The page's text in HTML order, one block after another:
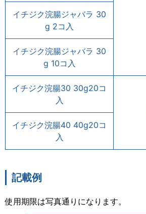
イチジク浣腸ジャバラ 30
g 2コ入
イチジク浣腸ジャバラ 30
g 10コ入
イチジク浣腸30 30g20コ
入
イチジク浣腸40 40g20コ
入
記載例
使用期限は写真通りになります。